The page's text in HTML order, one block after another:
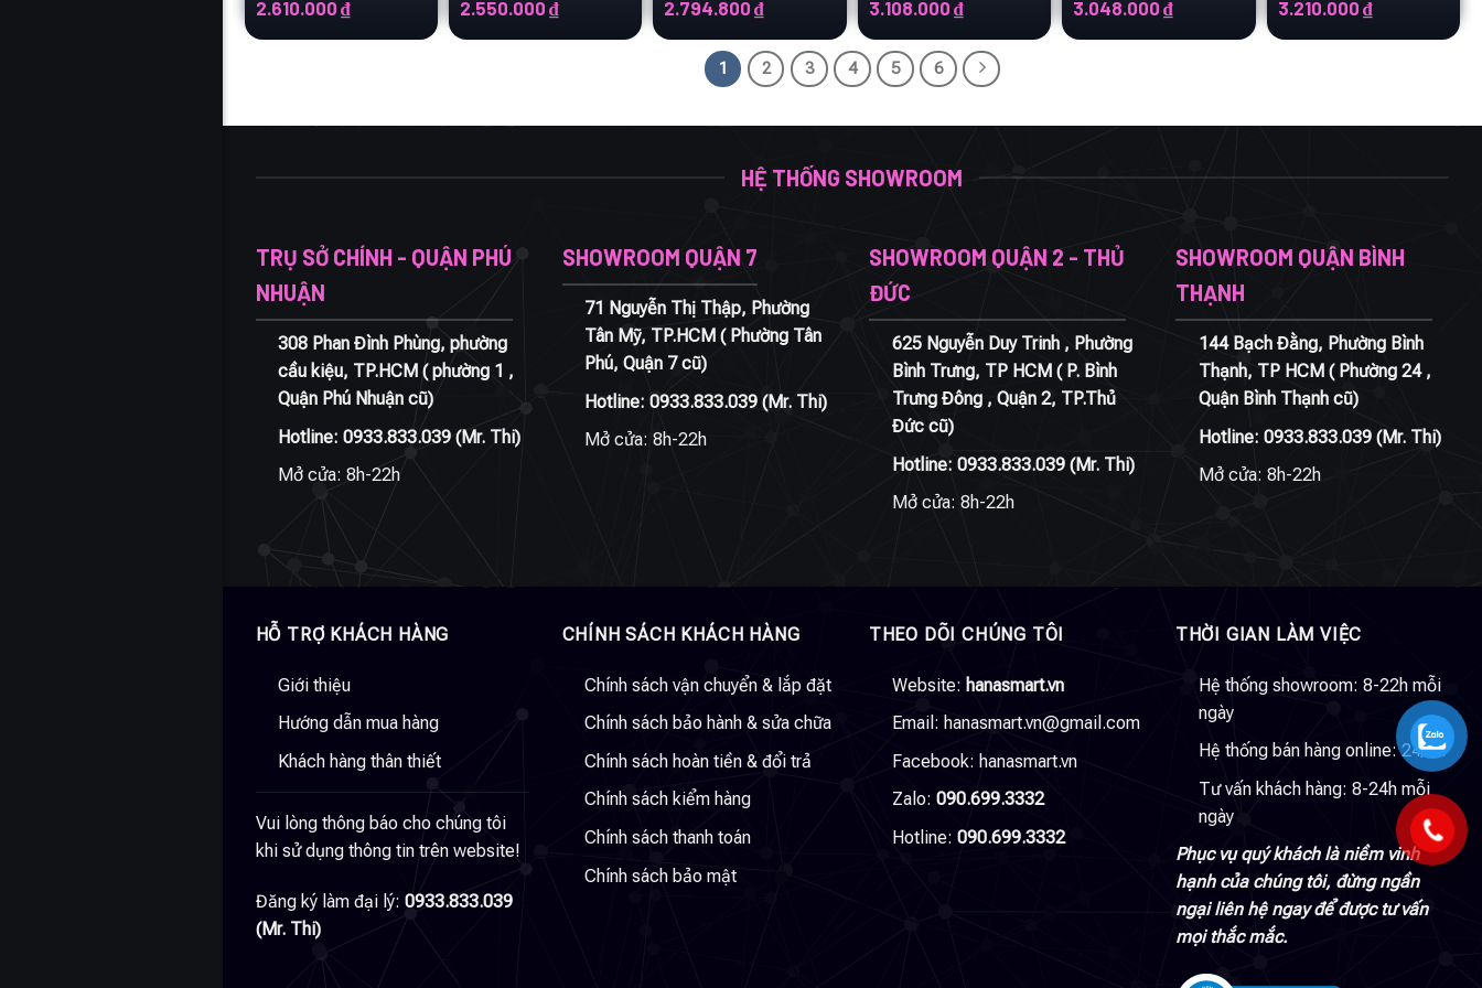
Giá
gốc
là:
2.610.000 ₫Giá
hiện
tại
Giá
gốc
là:
2.550.000 ₫Giá
hiện
tại
Giá
gốc
là:
4.658.000 ₫.
2.794.800₫Giá
hiện
tại
là:
2.794.800 ₫.
Giá
gốc
là:
5.180.000 ₫.
3.108.000 ₫Giá
hiện
tại
là:
3.108.000 ₫.
Giá
gốc
là:
3.048.000₫Giá
hiện
tại
Giá
gốc
là:
3.210.000 ₫Giá
hiện
tại
1 2 3 4 5 6
HỆ THỐNG SHOWROOM
TRỤ SỞ CHÍNH - QUẬN PHÚ
NHUẬN
308 Phan Đình Phùng, phường
cầu kiệu, TP.HCM ( phường 1 ,
Quận Phú Nhuận cũ)
Hotline:0933.833.039 (Mr. Thi)
Mở cửa: 8h-22h
SHOWROOM QUẬN 7
71 Nguyễn Thị Thập, Phường
Tân Mỹ, TP.HCM ( Phường Tân
Phú, Quận 7 cũ)
Hotline:0933.833.039 (Mr. Thi)
Mở cửa: 8h-22h
SHOWROOM QUẬN 2 - THỦ
ĐỨC
625 Nguyễn Duy Trinh , Phường
Bình Trưng, TP HCM ( P. Bình
Trưng Đông , Quận 2, TP.Thủ
Đức cũ)
Hotline: 0933.833.039(Mr. Thi)
Mở cửa: 8h-22h
SHOWROOM QUẬN BÌNH
THẠNH
144 Bạch Đằng, Phường Bình
Thạnh, TP HCM ( Phường 24 ,
Quận Bình Thạnh cũ)
Hotline: 0933.833.039(Mr. Thi)
Mở cửa: 8h-22h
HỖ TRỢ KHÁCH HÀNG
Giới thiệu
Hướng dẫn mua hàng
Khách hàng thân thiết
Vui lòng thông báo cho chúng tôi
khi sử dụng thông tin trên website!
Đăng ký làm đại lý: 0933.833.039
(Mr. Thi)
CHÍNH SÁCH KHÁCH HÀNG
Chính sách vận chuyển & lắp đặt
Chính sách bảo hành & sửa chữa
Chính sách hoàn tiền & đổi trả
Chính sách kiểm hàng
Chính sách thanh toán
Chính sách bảo mật
THEO DÕI CHÚNG TÔI
Website: hanasmart.vn
Email: hanasmart.vn@gmail.com
Facebook: hanasmart.vn
Zalo: 090.699.3332
Hotline: 090.699.3332
THỜI GIAN LÀM VIỆC
Hệ thống showroom: 8-22h mỗi
ngày
Hệ thống bán hàng online: 24/24
Tư vấn khách hàng: 8-24h mỗi
ngày
Phục vụ quý khách là niềm vinh
hạnh của chúng tôi, đừng ngần
ngại liên hệ ngay để được tư vấn
mọi thắc mắc.